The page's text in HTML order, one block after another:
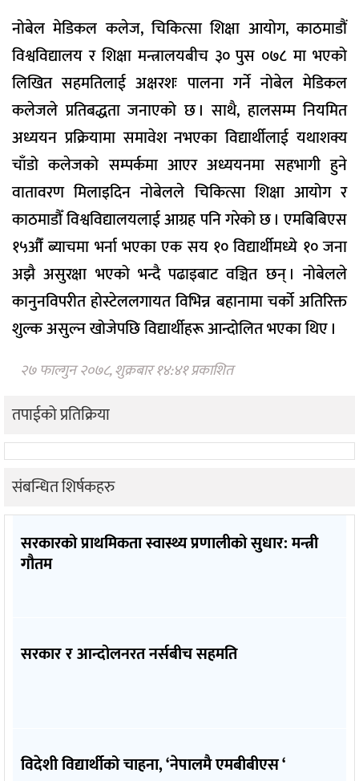
नोबेल मेडिकल कलेज, चिकित्सा शिक्षा आयोग, काठमाडौं
विश्वविद्यालय र शिक्षा मन्त्रालयबीच ३० पुस ०७८ मा भएको
लिखित सहमतिलाई अक्षरशः पालना गर्ने नोबेल मेडिकल
कलेजले प्रतिबद्धता जनाएको छ । साथै, हालसम्म नियमित
अध्ययन प्रक्रियामा समावेश नभएका विद्यार्थीलाई यथाशक्य
चाँडो कलेजको सम्पर्कमा आएर अध्ययनमा सहभागी हुने
वातावरण मिलाइदिन नोबेलले चिकित्सा शिक्षा आयोग र
काठमाडौँ विश्वविद्यालयलाई आग्रह पनि गरेको छ । एमबिबिएस
१५औँ ब्याचमा भर्ना भएका एक सय १० विद्यार्थीमध्ये १० जना
अझै असुरक्षा भएको भन्दै पढाइबाट वञ्चित छन् । नोबेलले
कानुनविपरीत होस्टेललगायत विभिन्न बहानामा चर्को अतिरिक्त
शुल्क असुल्न खोजेपछि विद्यार्थीहरू आन्दोलित भएका थिए ।
२७ फाल्गुन २०७८, शुक्रबार १४:४१ प्रकाशित
तपाईको प्रतिक्रिया
संबन्धित शिर्षकहरु
सरकारको प्राथमिकता स्वास्थ्य प्रणालीको सुधार: मन्त्री
गौतम
सरकार र आन्दोलनरत नर्सबीच सहमति
विदेशी विद्यार्थीको चाहना, ‘नेपालमै एमबीबीएस ‘